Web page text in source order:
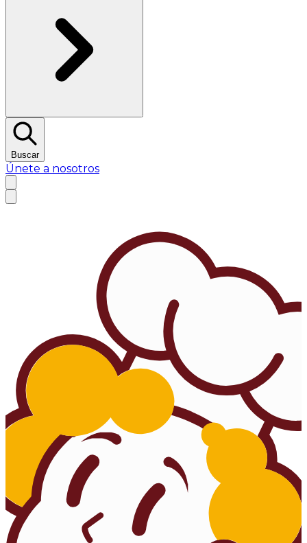
Buscar
Únete a nosotros